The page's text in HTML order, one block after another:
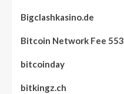
Bigclashkasino.de
Bitcoin Network Fee 553
bitcoinday
bitkingz.ch